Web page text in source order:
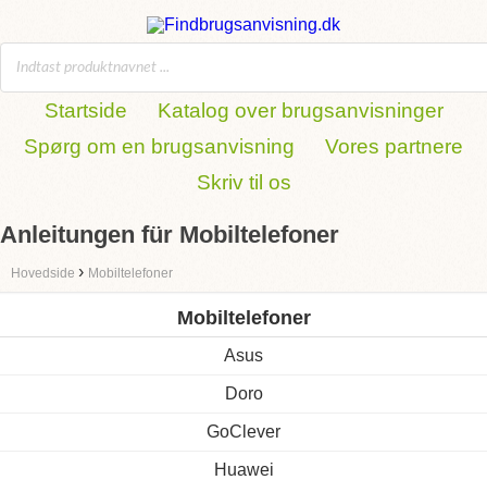
Startside
Katalog over brugsanvisninger
Spørg om en brugsanvisning
Vores partnere
Skriv til os
Anleitungen für Mobiltelefoner
Hovedside › Mobiltelefoner
Mobiltelefoner
Asus
Doro
GoClever
Huawei